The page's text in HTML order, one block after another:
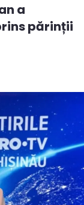
a
părinții